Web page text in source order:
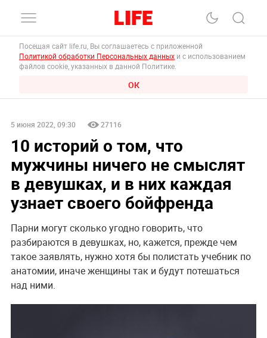
Посещая сайт life.ru, Вы соглашаетесь с приложенной
Политикой обработки Персональных данных и с использованием
файлов cookie, указанных в данной Политике.
ОК
5 июня 2022, 09:30 27116
10 историй о том, что
мужчины ничего не смыслят
в девушках, и в них каждая
узнает своего бойфренда
Парни могут сколько угодно говорить, что
разбираются в девушках, но, кажется, прежде чем
такое заявлять, нужно хотя бы полистать учебник по
анатомии, иначе женщины так и будут потешаться
над ними.